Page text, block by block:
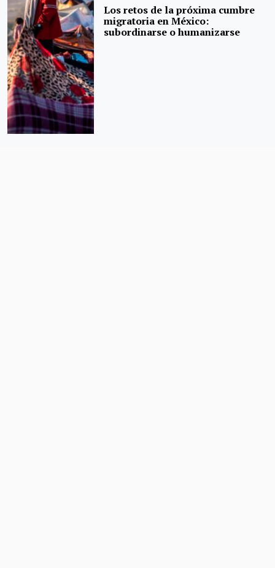
Los retos de la próxima cumbre
migratoria en México:
subordinarse o humanizarse